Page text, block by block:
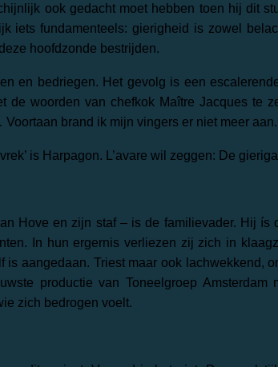
ook gedacht moet hebben toen hij dit
iets fundamenteels: gierigheid is zowel
hoofdzonde bestrijden.
en bedriegen. Het gevolg is een
de woorden van chefkok Maître Jacques te
brand ik mijn vingers er niet meer
is Harpagon. L’avare wil zeggen: De
Hove en zijn staf – is de familievader. Hij ís
In hun ergernis verliezen zij zich in
is aangedaan. Triest maar ook lachwekkend,
productie van Toneelgroep
zich bedrogen voelt.